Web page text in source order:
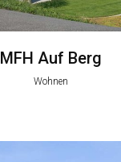
MFH Auf Berg
Wohnen